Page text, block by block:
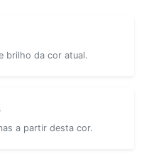
brilho da cor atual.
a partir desta cor.